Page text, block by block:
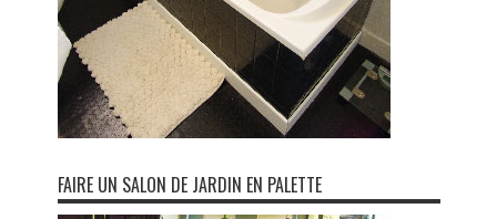
FAIRE UN SALON DE JARDIN EN PALETTE